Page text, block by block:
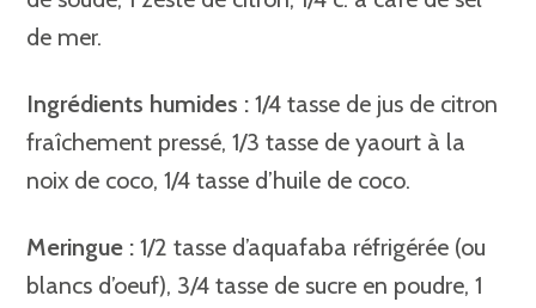
de mer.
Ingrédients humides : 1/4 tasse de jus de citron
fraîchement pressé, 1/3 tasse de yaourt à la
noix de coco, 1/4 tasse d’huile de coco.
Meringue : 1/2 tasse d’aquafaba réfrigérée (ou
blancs d’oeuf), 3/4 tasse de sucre en poudre, 1